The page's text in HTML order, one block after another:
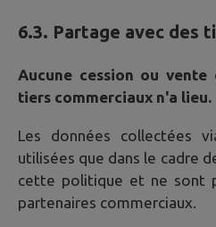
6.3. Partage avec des
Aucune cession ou
tiers commerciaux n'a lieu.
Les données collectées
utilisées que dans le cadre
cette politique et ne sont
partenaires commerciaux.